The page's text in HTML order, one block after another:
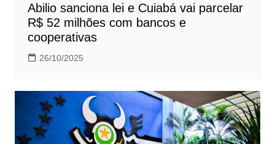
Abilio sanciona lei e Cuiabá vai parcelar
R$ 52 milhões com bancos e
cooperativas
26/10/2025